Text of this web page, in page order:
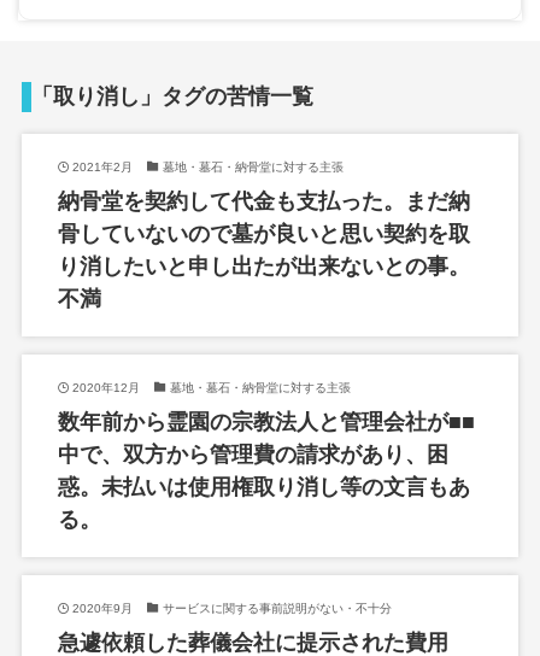
「取り消し」タグの苦情一覧
2021年2月 墓地・墓石・納骨堂に対する主張
納骨堂を契約して代金も支払った。まだ納
骨していないので墓が良いと思い契約を取
り消したいと申し出たが出来ないとの事。
不満
2020年12月 墓地・墓石・納骨堂に対する主張
数年前から霊園の宗教法人と管理会社が■■
中で、双方から管理費の請求があり、困
惑。未払いは使用権取り消し等の文言もあ
る。
2020年9月 サービスに関する事前説明がない・不十分
急遽依頼した葬儀会社に提示された費用